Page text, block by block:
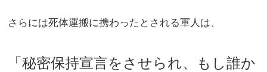
さらには死体運搬に携わったとされる軍人は、
「秘密保持宣言をさせられ、もし誰か